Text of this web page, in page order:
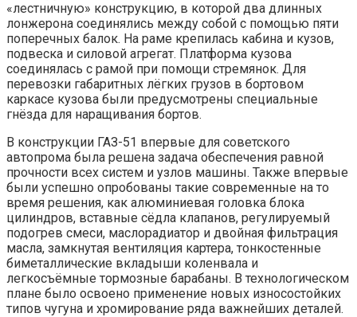
«лестничную» конструкцию, в которой два длинных
лонжерона соединялись между собой с помощью пяти
поперечных балок. На раме крепилась кабина и кузов,
подвеска и силовой агрегат. Платформа кузова
соединялась с рамой при помощи стремянок. Для
перевозки габаритных лёгких грузов в бортовом
каркасе кузова были предусмотрены специальные
гнёзда для наращивания бортов.
В конструкции ГАЗ-51 впервые для советского
автопрома была решена задача обеспечения равной
прочности всех систем и узлов машины. Также впервые
были успешно опробованы такие современные на то
время решения, как алюминиевая головка блока
цилиндров, вставные сёдла клапанов, регулируемый
подогрев смеси, маслорадиатор и двойная фильтрация
масла, замкнутая вентиляция картера, тонкостенные
биметаллические вкладыши коленвала и
легкосъёмные тормозные барабаны. В технологическом
плане было освоено применение новых износостойких
типов чугуна и хромирование ряда важнейших деталей.